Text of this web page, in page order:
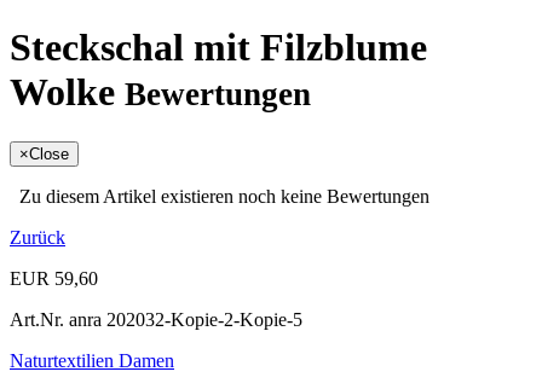
Steckschal mit Filzblume
Wolke Bewertungen
×Close
Zu diesem Artikel existieren noch keine Bewertungen
Zurück
EUR 59,60
Art.Nr. anra 202032-Kopie-2-Kopie-5
Naturtextilien Damen